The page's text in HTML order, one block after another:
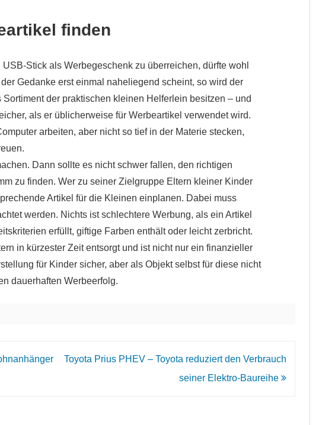
finden
Stick als Werbegeschenk zu überreichen, dürfte wohl
Gedanke erst einmal naheliegend scheint, so wird der
der praktischen kleinen Helferlein besitzen – und
als er üblicherweise für Werbeartikel verwendet wird.
arbeiten, aber nicht so tief in der Materie stecken,
Dann sollte es nicht schwer fallen, den richtigen
zu finden. Wer zu seiner Zielgruppe Eltern kleiner Kinder
Artikel für die Kleinen einplanen. Dabei muss
werden. Nichts ist schlechtere Werbung, als ein Artikel
erfüllt, giftige Farben enthält oder leicht zerbricht.
in kürzester Zeit entsorgt und ist nicht nur ein finanzieller
für Kinder sicher, aber als Objekt selbst für diese nicht
dauerhaften Werbeerfolg.
Toyota Prius PHEV – Toyota reduziert den Verbrauch
seiner Elektro-Baureihe